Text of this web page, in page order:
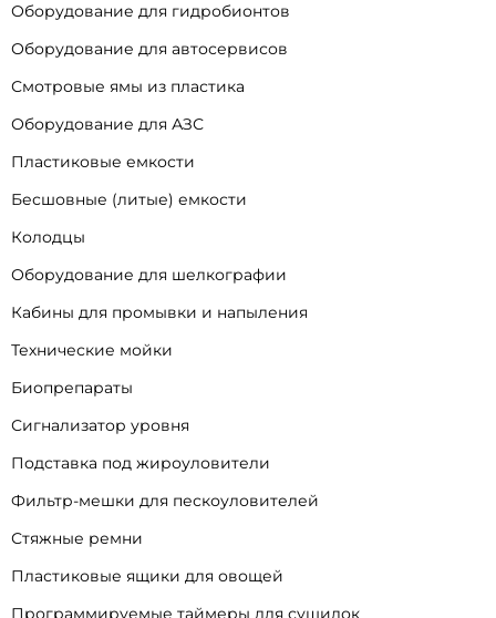
Оборудование для гидробионтов
Оборудование для автосервисов
Смотровые ямы из пластика
Оборудование для АЗС
Пластиковые емкости
Бесшовные (литые) емкости
Колодцы
Оборудование для шелкографии
Кабины для промывки и напыления
Технические мойки
Биопрепараты
Сигнализатор уровня
Подставка под жироуловители
Фильтр-мешки для пескоуловителей
Стяжные ремни
Пластиковые ящики для овощей